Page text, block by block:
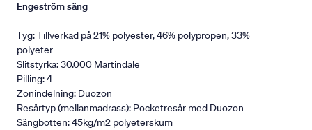
Engeström säng
Tyg: Tillverkad på 21% polyester, 46% polypropen, 33%
polyeter
Slitstyrka: 30.000 Martindale
Pilling: 4
Zonindelning: Duozon
Resårtyp (mellanmadrass): Pocketresår med Duozon
Sängbotten: 45kg/m2 polyeterskum